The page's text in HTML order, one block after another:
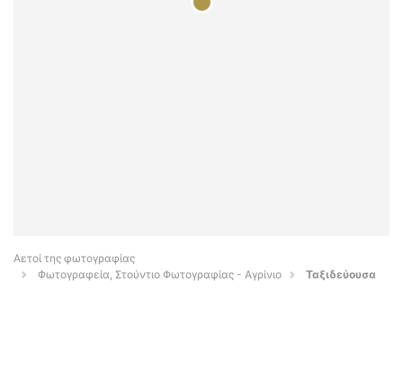
Αετοί της φωτογραφίας
Φωτογραφεία, Στούντιο Φωτογραφίας - Αγρίνιο
Ταξιδεύουσα